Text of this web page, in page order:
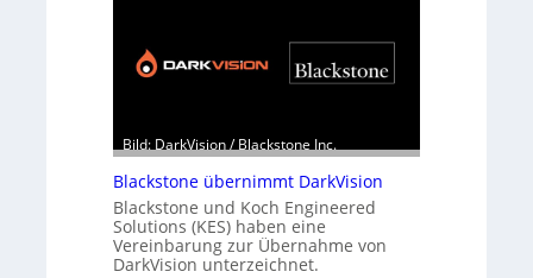
Bild: DarkVision / Blackstone Inc.
Blackstone übernimmt DarkVision
Blackstone und Koch Engineered
Solutions (KES) haben eine
Vereinbarung zur Übernahme von
DarkVision unterzeichnet.